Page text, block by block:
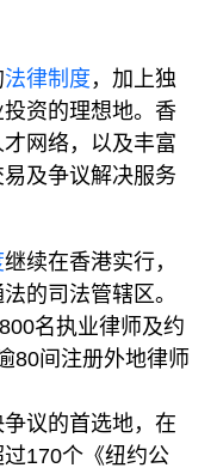
法律制度 ，加上独
资的理想地。香
网络，以及丰富
及争议解决服务
继续在香港实行，
的司法管辖区。
名执业律师及约
80间注册外地律师
议的首选地，在
170个《纽约公